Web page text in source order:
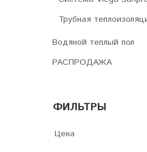
Трубная
Водяной теплый пол
РАСПРОДАЖА
ФИЛЬТРЫ
Цена